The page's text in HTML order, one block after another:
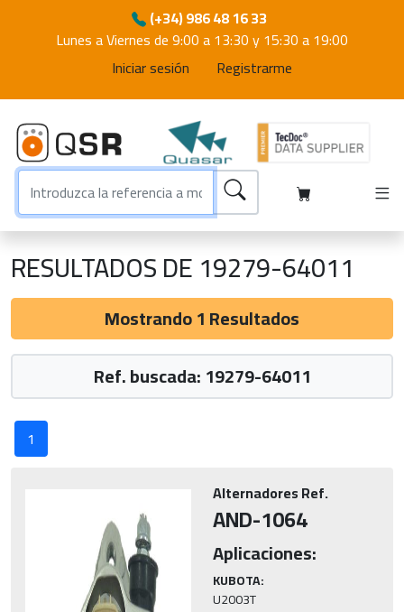
(+34) 986 48 16 33
Lunes a Viernes de 9:00 a 13:30 y 15:30 a 19:00
Iniciar sesión
Registrarme
RESULTADOS DE 19279-64011
Mostrando 1 Resultados
Ref. buscada: 19279-64011
1
Alternadores Ref.
AND-1064
Aplicaciones:
KUBOTA:
U2003T